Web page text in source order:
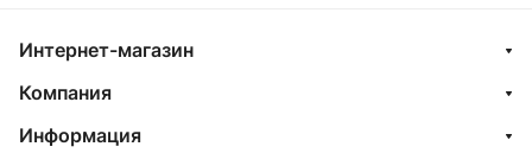
Интернет-магазин
Компания
Информация